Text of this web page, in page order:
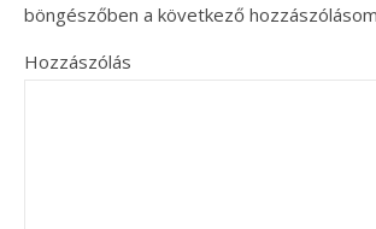
böngészőben a következő
Hozzászólás